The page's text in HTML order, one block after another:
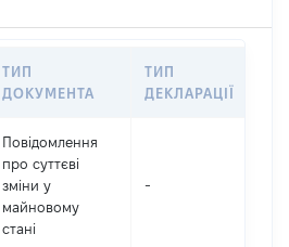
ТИП
ДОКУМЕНТА
ТИП
ДЕКЛАРАЦІЇ
Повідомлення
про суттєві
зміни y
майновому
стані
-